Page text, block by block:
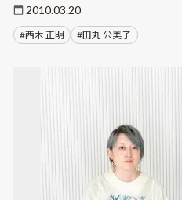
2010.03.20
#西木 正明 #田丸 公美子